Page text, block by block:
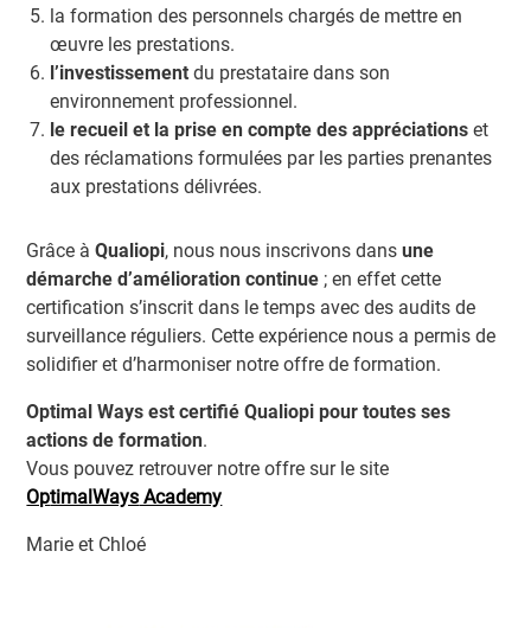
la formation des personnels chargés de mettre en
œuvre les prestations.
l’investissement du prestataire dans son
environnement professionnel.
le recueil et la prise en compte des appréciations et
des réclamations formulées par les parties prenantes
aux prestations délivrées.
Grâce àQualiopi, nous nous inscrivons dansune
démarche d’amélioration continue ; en effet cette
certification s’inscrit dans le temps avec des audits de
surveillance réguliers. Cette expérience nous a permis de
solidifier et d’harmoniser notre offre de formation.
Optimal Ways est certifié Qualiopi pour toutes ses
actions de formation.
Vous pouvez retrouver notre offre sur le site
OptimalWays Academy
Marie et Chloé